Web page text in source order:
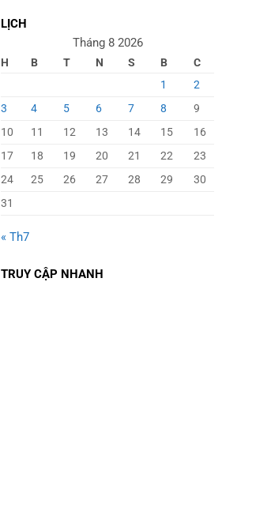
LỊCH
Tháng 8 2026
H B T N S B
C
1
2
3
4 5 6 7 8
9
10
11 12 13 14 15
16
17
18 19 20 21 22
23
24
25 26 27 28 29
30
31
« Th7
TRUY CẬP NHANH